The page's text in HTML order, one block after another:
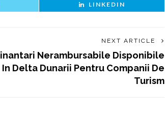
LINKEDIN
NEXT ARTICLE
Nerambursabile Disponibile
In Delta Dunarii Pentru Companii De
Turism